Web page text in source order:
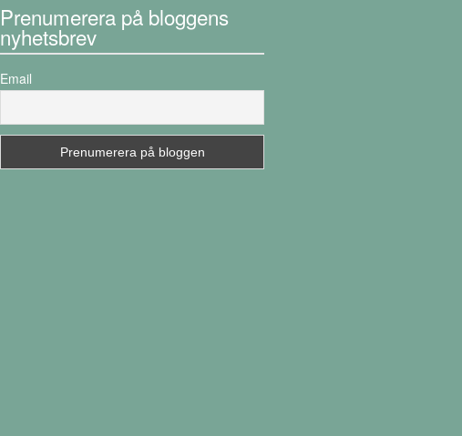
Prenumerera på bloggens
nyhetsbrev
Email